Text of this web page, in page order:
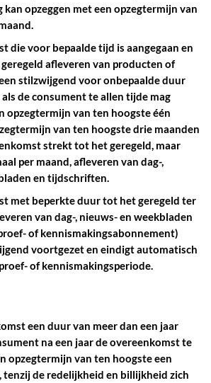
kan opzeggen met een opzegtermijn van
die voor bepaalde tijd is aangegaan en
afleveren van producten of
stilzwijgend voor onbepaalde duur
de consument te allen tijde mag
opzegtermijn van ten hoogste één
van ten hoogste drie maanden
strekt tot het geregeld, maar
per maand, afleveren van dag-,
en tijdschriften.
met beperkte duur tot het geregeld ter
van dag-, nieuws- en weekbladen
of kennismakingsabonnement)
voortgezet en eindigt automatisch
of kennismakingsperiode.
een duur van meer dan een jaar
na een jaar de overeenkomst te
opzegtermijn van ten hoogste een
tenzij de redelijkheid en billijkheid zich